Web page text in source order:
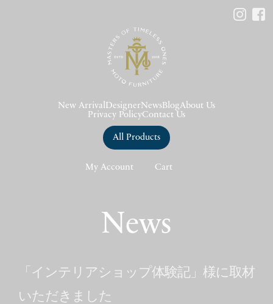
New Arrival DesignerNews BlogAbout Us
Privacy PolicyContact Us
All Products
My Account Cart
News
「インテリアショップ体験記」様に取材
いただきました